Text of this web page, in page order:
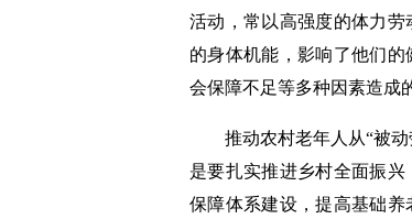
活动，常以高强度的体力
的身体机能，影响了他们
会保障不足等多种因素造成
推动农村老年人从“被
是要扎实推进乡村全面振
保障体系建设，提高基础